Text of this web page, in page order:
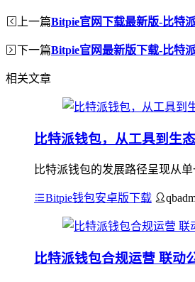
上一篇Bitpie官网下载最新版-比特
下一篇Bitpie官网最新版下载-比特
相关文章
比特派钱包，从工具到生
比特派钱包的发展路径呈现从
Bitpie钱包安卓版下载
比特派钱包合规运营 联动